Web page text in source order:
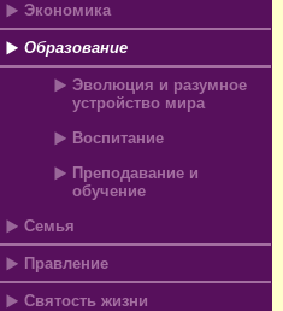
Экономика
Образование
Эволюция и разумное
устройство мира
Воспитание
Преподавание и
обучение
Семья
Правление
Святость жизни